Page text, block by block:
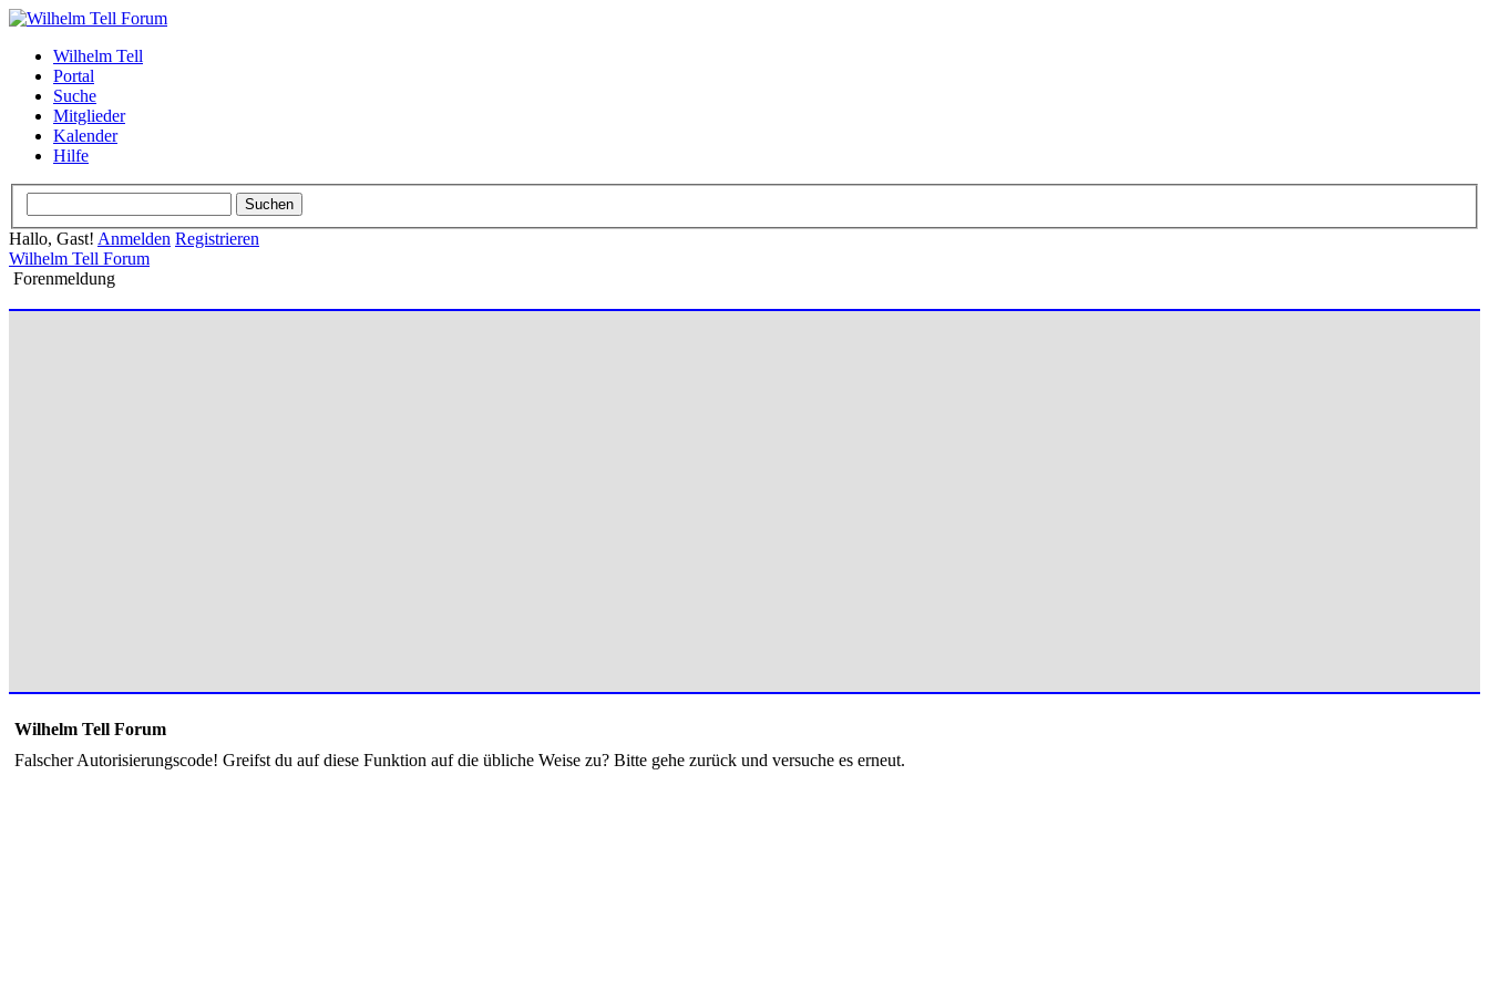
Wilhelm Tell
Portal
Suche
Mitglieder
Kalender
Hilfe
Hallo, Gast! Anmelden Registrieren
Wilhelm Tell Forum
Forenmeldung
Wilhelm Tell Forum
Falscher Autorisierungscode! Greifst du auf diese Funktion auf die übliche Weise zu? Bitte gehe zurück und versuche es erneut.